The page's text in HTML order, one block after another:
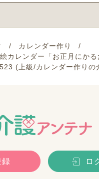
カレンダー作り
カレンダー「お正月にかる
(上級/カレンダー作りの
録 ロ